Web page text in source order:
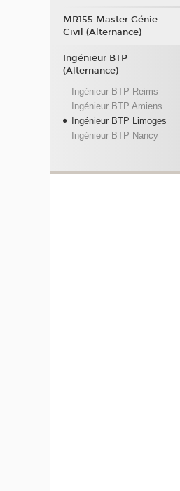
MR155 Master Génie
Civil (Alternance)
Ingénieur BTP
(Alternance)
Ingénieur BTP Reims
Ingénieur BTP Amiens
Ingénieur BTP Limoges
Ingénieur BTP Nancy